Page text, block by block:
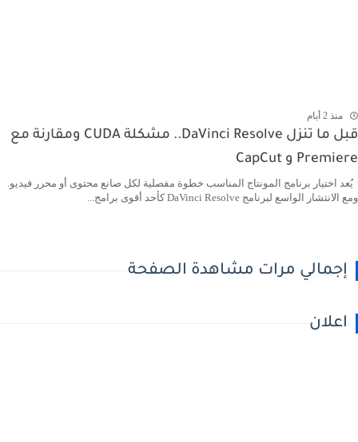
منذ 2 أيام
قبل ما تنزل DaVinci Resolve.. مشكلة CUDA ومقارنة مع
Premiere و CapCut
يُعد اختيار برنامج المونتاج المناسب خطوة مفصلية لكل صانع محتوى أو محرر فيديو.
ومع الانتشار الواسع لبرنامج DaVinci Resolve كأحد أقوى برامج...
إجمالي مرات مشاهدة الصفحة
اعلان